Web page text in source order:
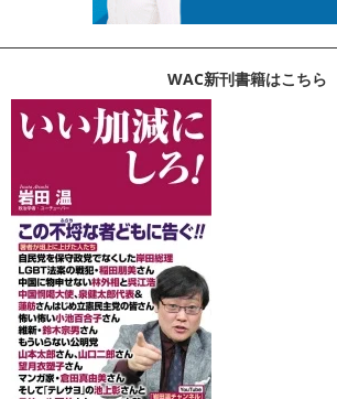
WAC新刊書籍はこちら